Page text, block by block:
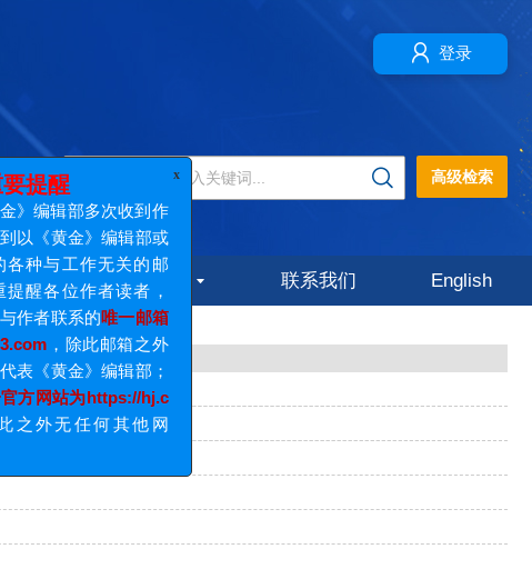
登录
高级检索
荣誉 作者中心 联系我们 English
部多次收到作
金》编辑部或
工作无关的邮
位作者读者，
系的唯一邮箱
除此邮箱之外
金》编辑部；
为https://hj.c
任何其他网